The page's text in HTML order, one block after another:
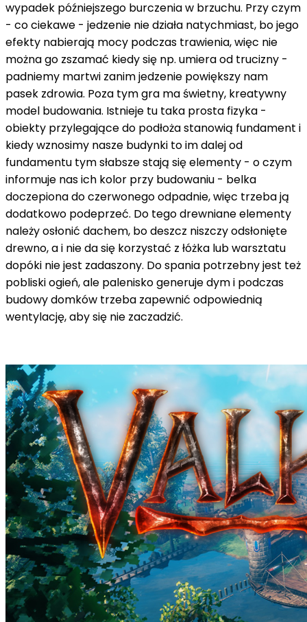
wypadek późniejszego burczenia w brzuchu. Przy czym
- co ciekawe - jedzenie nie działa natychmiast, bo jego
efekty nabierają mocy podczas trawienia, więc nie
można go zszamać kiedy się np. umiera od trucizny -
padniemy martwi zanim jedzenie powiększy nam
pasek zdrowia. Poza tym gra ma świetny, kreatywny
model budowania. Istnieje tu taka prosta fizyka -
obiekty przylegające do podłoża stanowią fundament i
kiedy wznosimy nasze budynki to im dalej od
fundamentu tym słabsze stają się elementy - o czym
informuje nas ich kolor przy budowaniu - belka
doczepiona do czerwonego odpadnie, więc trzeba ją
dodatkowo podeprzeć. Do tego drewniane elementy
należy osłonić dachem, bo deszcz niszczy odsłonięte
drewno, a i nie da się korzystać z łóżka lub warsztatu
dopóki nie jest zadaszony. Do spania potrzebny jest też
pobliski ogień, ale palenisko generuje dym i podczas
budowy domków trzeba zapewnić odpowiednią
wentylację, aby się nie zaczadzić.